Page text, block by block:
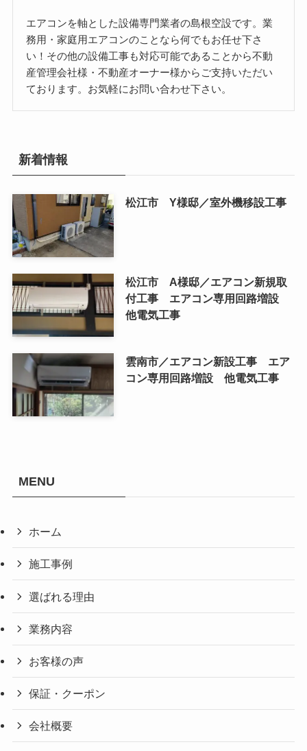
エアコンを軸とした設備専門業者の島根空設です。業
務用・家庭用エアコンのことなら何でもお任せ下さ
い！その他の設備工事も対応可能であることから不動
産管理会社様・不動産オーナー様からご支持いただい
ております。お気軽にお問い合わせ下さい。
新着情報
松江市 Y様邸／室外機移設工事
松江市 A様邸／エアコン新規取
付工事 エアコン専用回路増設
他電気工事
雲南市／エアコン新設工事 エア
コン専用回路増設 他電気工事
MENU
ホーム
施工事例
選ばれる理由
業務内容
お客様の声
保証・クーポン
会社概要